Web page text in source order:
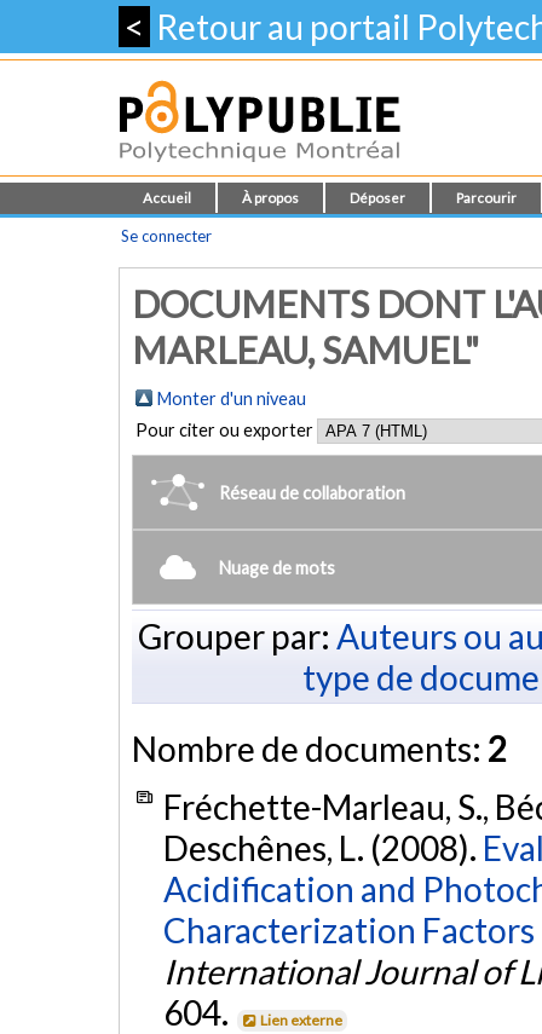
< Retour au portail
Accueil À propos Déposer Parcourir
Se connecter
DOCUMENTS DONT
MARLEAU, SAMUEL"
Monter d'un niveau
Pour citer ou exporter
Réseau de collaboration
Nuage de mots
Grouper par: Auteurs ou
type de
Nombre de documents: 2
Fréchette-Marleau, S.,
Deschênes, L. (2008).
Acidification and
Characterization
International Journal of
604.
Lien externe